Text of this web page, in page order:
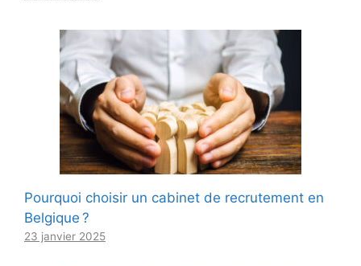
Pourquoi choisir un cabinet de recrutement en
Belgique ?
23 janvier 2025